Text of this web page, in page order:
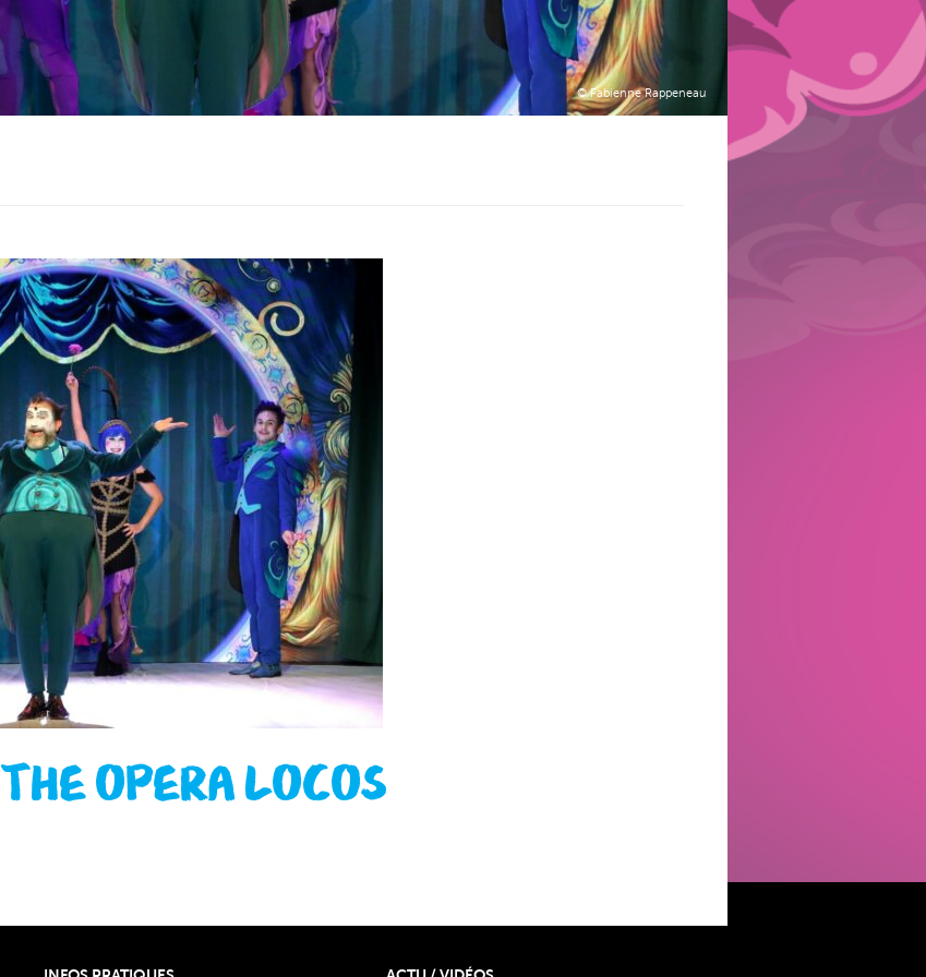
© Fabienne Rappeneau
THE OPERA LOCOS